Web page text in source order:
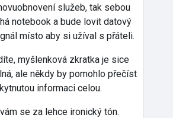
služeb, tak sebou
notebook a bude lovit datový
místo aby si užíval s přáteli.
myšlenková zkratka je sice
ale někdy by pomohlo přečíst
informaci celou.
se za lehce ironický tón.